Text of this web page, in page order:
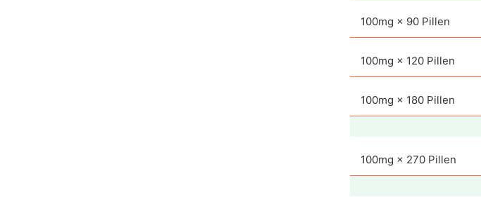
100mg × 90 Pillen
100mg × 120 Pillen
100mg × 180 Pillen
100mg × 270 Pillen